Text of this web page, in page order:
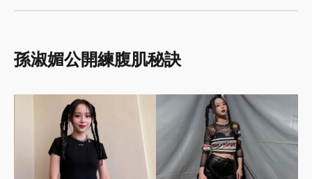
孫淑媚公開練腹肌秘訣